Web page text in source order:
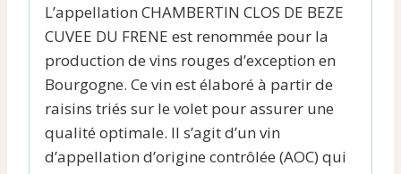
L’appellation CHAMBERTIN CLOS DE BEZE
CUVEE DU FRENE est renommée pour la
production de vins rouges d’exception en
Bourgogne. Ce vin est élaboré à partir de
raisins triés sur le volet pour assurer une
qualité optimale. Il s’agit d’un vin
d’appellation d’origine contrôlée (AOC) qui